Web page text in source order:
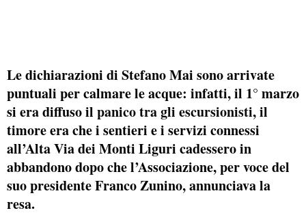
Le dichiarazioni di Stefano Mai sono arrivate
puntuali per calmare le acque: infatti, il 1° marzo
si era diffuso il panico tra gli escursionisti, il
timore era che i sentieri e i servizi connessi
all’Alta Via dei Monti Liguri cadessero in
abbandono dopo che l’Associazione, per voce del
suo presidente Franco Zunino, annunciava la
resa.